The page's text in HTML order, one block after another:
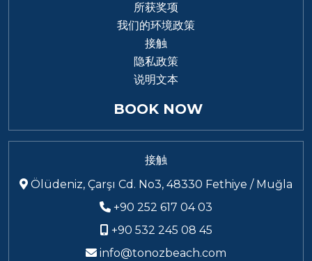
所获奖项
我们的环境政策
接触
隐私政策
说明文本
BOOK NOW
接触
Ölüdeniz, Çarşı Cd. No3, 48330 Fethiye / Muğla
+90 252 617 04 03
+90 532 245 08 45
info@tonozbeach.com